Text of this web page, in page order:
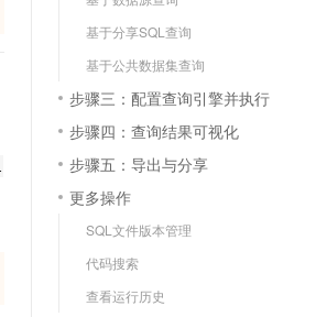
基于分享SQL查询
基于公共数据集查询
步骤三：配置查询引擎并执行
步骤四：查询结果可视化
步骤五：导出与分享
更多操作
SQL文件版本管理
代码搜索
查看运行历史